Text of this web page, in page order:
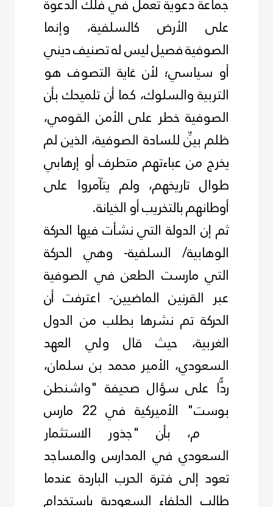
على الأرض كالسلفية، وإنما
الصوفية فصيل ليس له تصنيف ديني
أو سياسي؛ لأن غاية التصوف هو
التربية والسلوك، كما أن تلميحك بأن
الصوفية خطر على الأمن القومي،
ظلم بيِّن للسادة الصوفية، الذين لم
يخرج من عباءتهم متطرف أو إرهابي
طوال تاريخهم، ولم يتآمروا على
أوطانهم بالتخريب أو الخيانة.
ثم إن الدولة التي نشأت فيها الحركة
الوهابية/ السلفية- وهي الحركة
التي مارست الطعن في الصوفية
عبر القرنين الماضيين- اعترفت أن
الحركة تم نشرها بطلب من الدول
الغربية، حيث قال ولي العهد
السعودي، الأمير محمد بن سلمان،
ردًّا على سؤال صحيفة "واشنطن
بوست" الأميركية في 22 مارس
2018م، بأن "جذور الاستثمار
السعودي في المدارس والمساجد
تعود إلى فترة الحرب الباردة عندما
طالب الحلفاء السعودية باستخدام